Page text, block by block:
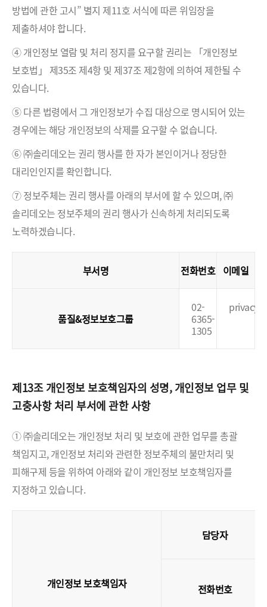
방법에 관한 고시” 별지 제11호 서식에 따른 위임장을
제출하셔야 합니다.
④ 개인정보 열람 및 처리 정지를 요구할 권리는 「개인정보
보호법」 제35조 제4항 및 제37조 제2항에 의하여 제한될 수
있습니다.
⑤ 다른 법령에서 그 개인정보가 수집 대상으로 명시되어 있는
경우에는 해당 개인정보의 삭제를 요구할 수 없습니다.
⑥ ㈜솔리데오는 권리 행사를 한 자가 본인이거나 정당한
대리인인지를 확인합니다.
⑦ 정보주체는 권리 행사를 아래의 부서에 할 수 있으며, ㈜
솔리데오는 정보주체의 권리 행사가 신속하게 처리되도록
노력하겠습니다.
부서명 전화번호 이메일
품질&정보보호그룹
02-
6365-
1305
제13조 개인정보 보호책임자의 성명, 개인정보 업무 및
고충사항 처리 부서에 관한 사항
① ㈜솔리데오는 개인정보 처리 및 보호에 관한 업무를 총괄
책임지고, 개인정보 처리와 관련한 정보주체의 불만처리 및
피해구제 등을 위하여 아래와 같이 개인정보 보호책임자를
지정하고 있습니다.
개인정보 보호책임자
담당자
전화번호